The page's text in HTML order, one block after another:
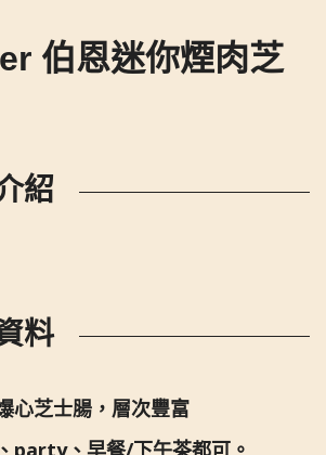
伯恩迷你煙肉芝
紹
料
心芝士腸，層次豐富
party、早餐/下午茶都可。